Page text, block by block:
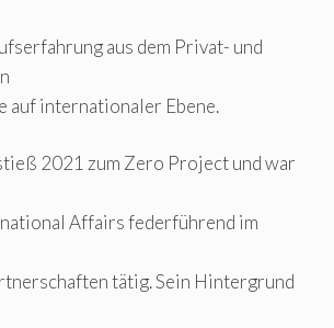
aus dem Privat- und
auf internationaler Ebene.
2021 zum Zero Project und war
Affairs federführend im
tätig. Sein Hintergrund